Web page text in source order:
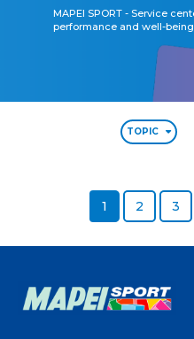
MAPEI SPORT - Service
performance and well-being.
TOPIC
Page
1 Page
2 3